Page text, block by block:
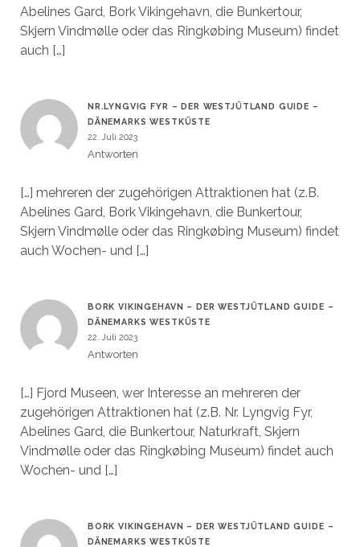
Abelines Gard, Bork Vikingehavn, die Bunkertour,
Skjern Vindmølle oder das Ringkøbing Museum) findet
auch […]
NR.LYNGVIG FYR – DER WESTJÜTLAND GUIDE –
DÄNEMARKS WESTKÜSTE
22. Juli 2023
Antworten
[…] mehreren der zugehörigen Attraktionen hat (z.B.
Abelines Gard, Bork Vikingehavn, die Bunkertour,
Skjern Vindmølle oder das Ringkøbing Museum) findet
auch Wochen- und […]
BORK VIKINGEHAVN – DER WESTJÜTLAND GUIDE –
DÄNEMARKS WESTKÜSTE
22. Juli 2023
Antworten
[…] Fjord Museen, wer Interesse an mehreren der
zugehörigen Attraktionen hat (z.B. Nr. Lyngvig Fyr,
Abelines Gard, die Bunkertour, Naturkraft, Skjern
Vindmølle oder das Ringkøbing Museum) findet auch
Wochen- und […]
BORK VIKINGEHAVN – DER WESTJÜTLAND GUIDE –
DÄNEMARKS WESTKÜSTE